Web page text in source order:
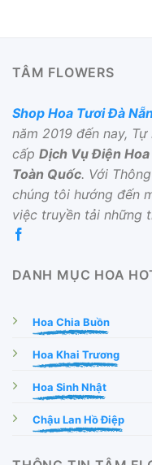
TÂM FLOWERS
Shop Hoa Tươi Đà
năm 2019 đến nay,
cấp Dịch Vụ Điện Hoa
Toàn Quốc. Với
chúng tôi hướng đến
việc truyền tải những
DANH MỤC HOA
Hoa Chia Buồn
Hoa Khai Trương
Hoa Sinh Nhật
Chậu Lan Hồ Điệp